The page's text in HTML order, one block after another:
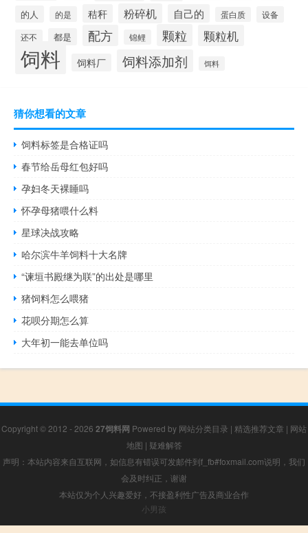
的人 的是 秸秆 粉碎机 自己的 蛋白质 设备
还不 都是 配方 锦鲤 颗粒 颗粒机
饲料 饲料厂 饲料添加剂 饵料
猜你想看的文章
饲料标签是合格证吗
春节给岳母红包好吗
孕妇冬天裸睡吗
怀孕母猪喂什么料
星球决战攻略
哈尔滨牛羊饲料十大名牌
“谏垣书殿继为联”的出处是哪里
猪饲料怎么喂猪
花呗分期怎么算
大年初一能去单位吗
Copyright © 2012 - 2026 27饲料网 Powered by 网站分类目录 | 精选推荐文章 | 网站
地图 | 疑难解答
声明：本站内容来自互联网，如信息有错误可发邮件到f_fb#foxmail.com说明，我们
会及时纠正，谢谢
本站仅为个人兴趣爱好，不接盈利性广告及商业合作
小男孩